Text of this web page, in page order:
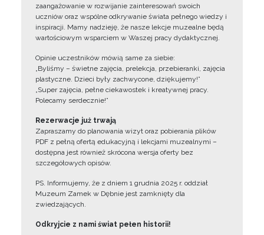
zaangażowanie w rozwijanie zainteresowań swoich
uczniów oraz wspólne odkrywanie świata pełnego wiedzy i
inspiracji. Mamy nadzieję, że nasze lekcje muzealne będą
wartościowym wsparciem w Waszej pracy dydaktycznej.
Opinie uczestników mówią same za siebie:
„Byliśmy – świetne zajęcia, prelekcja, przebieranki, zajęcia
plastyczne. Dzieci były zachwycone, dziękujemy!”
„Super zajęcia, pełne ciekawostek i kreatywnej pracy.
Polecamy serdecznie!”
Rezerwacje już trwają
Zapraszamy do planowania wizyt oraz pobierania plików
PDF z pełną ofertą edukacyjną i lekcjami muzealnymi –
dostępna jest również skrócona wersja oferty bez
szczegółowych opisów.
PS. Informujemy, że z dniem 1 grudnia 2025 r. oddział
Muzeum Zamek w Dębnie jest zamknięty dla
zwiedzających.
Odkryjcie z nami świat pełen historii!